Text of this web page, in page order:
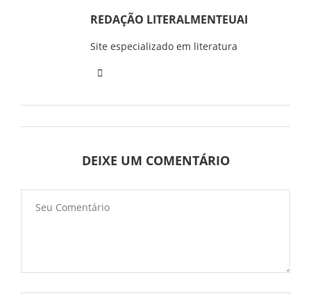
REDAÇÃO LITERALMENTEUAI
Site especializado em literatura
DEIXE UM COMENTÁRIO